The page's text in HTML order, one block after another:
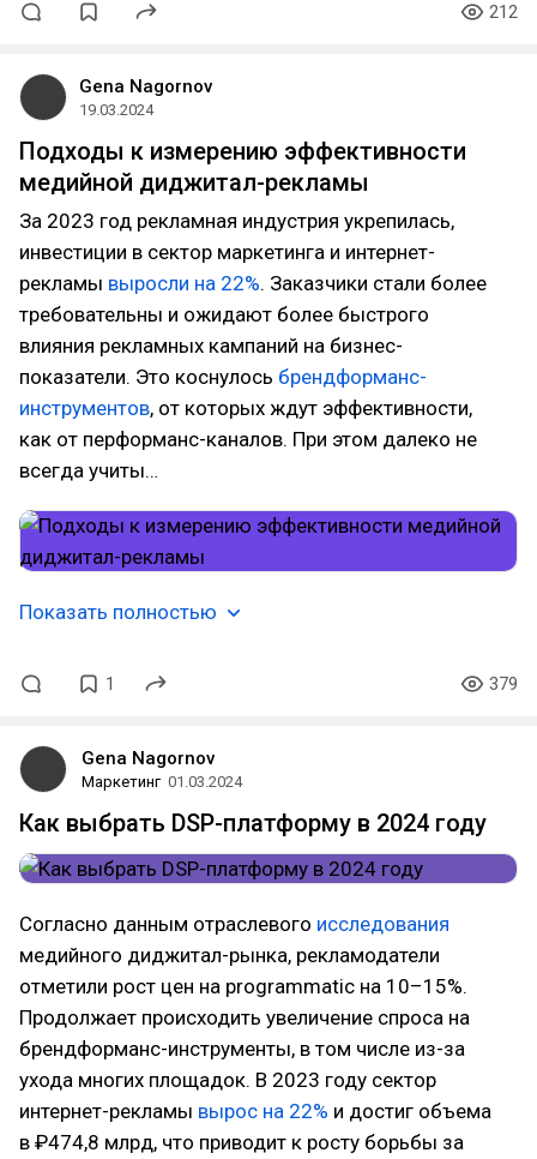
212
Gena Nagornov
19.03.2024
Подходы к измерению эффективности
медийной диджитал-рекламы
За 2023 год рекламная индустрия укрепилась,
инвестиции в сектор маркетинга и интернет-
рекламы выросли на 22%. Заказчики стали более
требовательны и ожидают более быстрого
влияния рекламных кампаний на бизнес-
показатели. Это коснулось брендформанс-
инструментов, от которых ждут эффективности,
как от перформанс-каналов. При этом далеко не
всегда учиты…
Показать полностью
1 379
Gena Nagornov
Маркетинг 01.03.2024
Как выбрать DSP-платформу в 2024 году
Согласно данным отраслевого исследования
медийного диджитал-рынка, рекламодатели
отметили рост цен на programmatic на 10–15%.
Продолжает происходить увеличение спроса на
брендформанс-инструменты, в том числе из-за
ухода многих площадок. В 2023 году сектор
интернет-рекламы вырос на 22% и достиг объема
в ₽474,8 млрд, что приводит к росту борьбы за